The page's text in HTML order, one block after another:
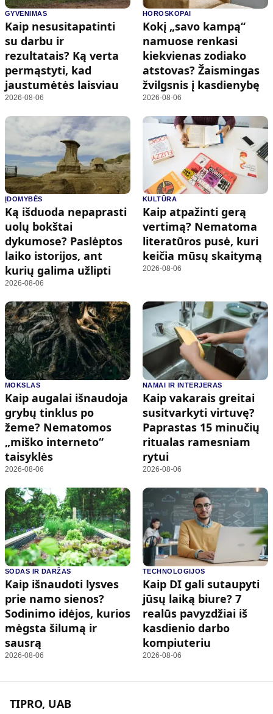
GYVENIMAS
Kaip nesusitapatinti
su darbu ir
rezultatais? Ką verta
permąstyti, kad
jaustumėtės laisviau
2026-08-06
HOROSKOPAI
Kokį „savo kampą“
namuose renkasi
kiekvienas zodiako
atstovas? Žaismingas
žvilgsnis į kasdienybę
2026-08-06
ĮDOMYBĖS
Ką išduoda nepaprasti
uolų bokštai
dykumose? Paslėptos
laiko istorijos, ant
kurių galima užlipti
2026-08-06
KULTŪRA
Kaip atpažinti gerą
vertimą? Nematoma
literatūros pusė, kuri
keičia mūsų skaitymą
2026-08-06
MOKSLAS
Kaip augalai išnaudoja
grybų tinklus po
žeme? Nematomos
„miško interneto“
taisyklės
2026-08-06
NAMAI IR INTERJERAS
Kaip vakarais greitai
susitvarkyti virtuvę?
Paprastas 15 minučių
ritualas ramesniam
rytui
2026-08-06
SODAS IR DARŽAS
Kaip išnaudoti lysves
prie namo sienos?
Sodinimo idėjos, kurios
mėgsta šilumą ir
sausrą
2026-08-06
TECHNOLOGIJOS
Kaip DI gali sutaupyti
jūsų laiką biure? 7
realūs pavyzdžiai iš
kasdienio darbo
kompiuteriu
2026-08-06
TIPRO, UAB